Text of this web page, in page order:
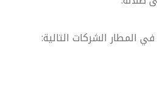
المطار الشركات التالية: